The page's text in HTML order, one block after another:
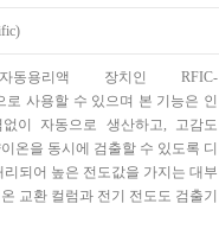
동용리액 장치인 RFIC-
로 사용할 수 있으며 본 기능은 인
이 자동으로 생산하고, 고감도
온을 동시에 검출할 수 있도록 디
되어 높은 전도값을 가지는 대부
교환 컬럼과 전기 전도도 검출기